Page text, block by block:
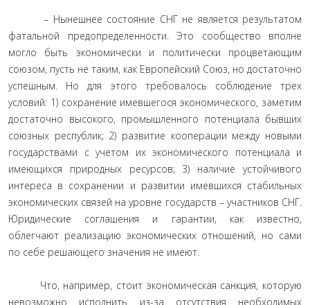
– Нынешнее состояние СНГ не является результатом
фатальной предопределенности. Это сообщество вполне
могло быть экономически и политически процветающим
союзом, пусть не таким, как Европейский Союз, но достаточно
успешным. Но для этого требовалось соблюдение трех
условий: 1) сохранение имевшегося экономического, заметим
достаточно высокого, промышленного потенциала бывших
союзных республик; 2) развитие кооперации между новыми
государствами с учетом их экономического потенциала и
имеющихся природных ресурсов; 3) наличие устойчивого
интереса в сохранении и развитии имевшихся стабильных
экономических связей на уровне государств – участников СНГ.
Юридические соглашения и гарантии, как известно,
облегчают реализацию экономических отношений, но сами
по себе решающего значения не имеют.
Что, например, стоит экономическая санкция, которую
невозможно исполнить из-за отсутствия необходимых